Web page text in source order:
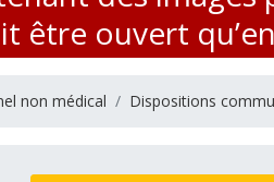
être ouvert
non médical Dispositions